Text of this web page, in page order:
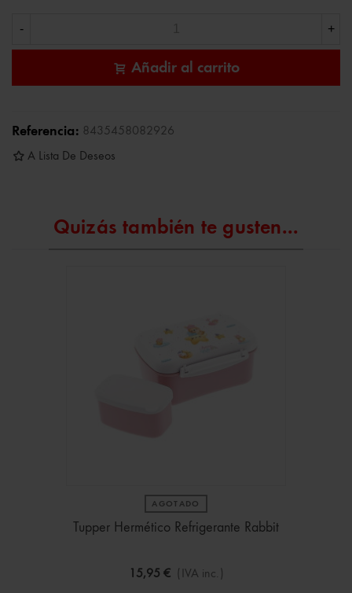
- +
Añadir al carrito
Referencia: 8435458082926
A Lista De Deseos
Quizás también te gusten...
AGOTADO
Tupper Hermético Refrigerante Rabbit
15,95 € (IVA inc.)